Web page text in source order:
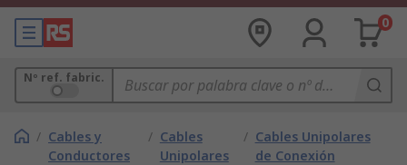
0
Nº ref. fabric.
/ Cables y
Conductores
/ Cables
Unipolares
/ Cables Unipolares
de Conexión